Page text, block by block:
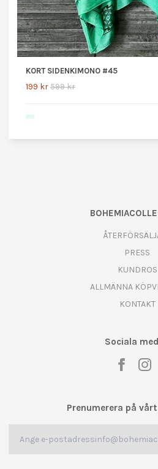
KORT SIDENKIMONO #45
199 kr599 kr
PRESS
KUNDROS
ALLMÄNNA
KONTAKT
Sociala
Prenumerera på